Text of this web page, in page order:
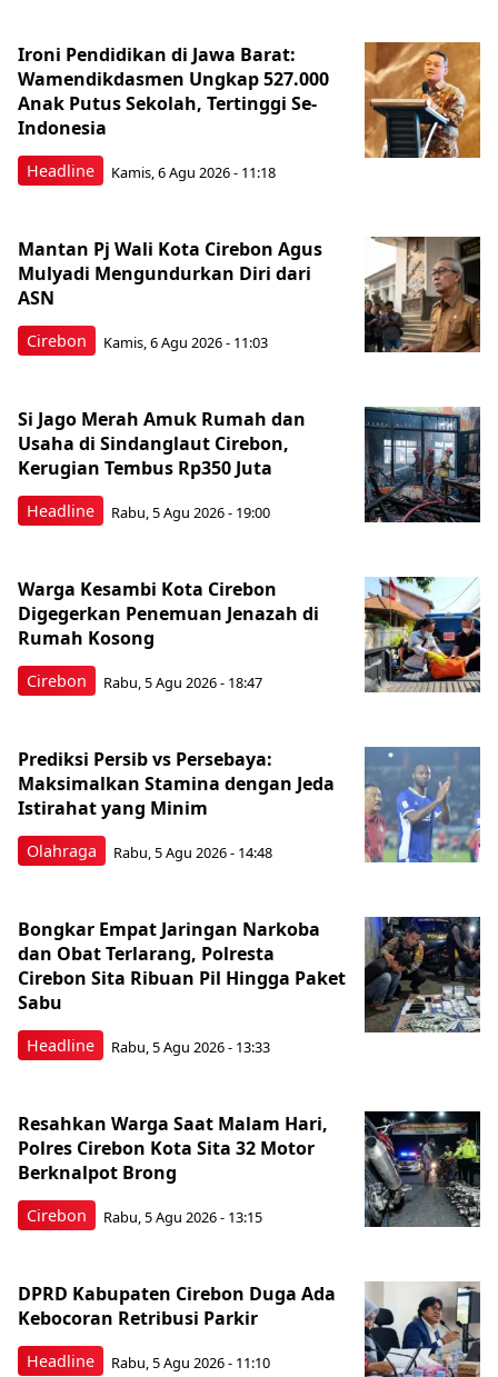
Headline
Ironi Pendidikan di Jawa Barat:
Wamendikdasmen Ungkap 527.000
Anak Putus Sekolah, Tertinggi Se-
Indonesia
Kamis, 6 Agu 2026 - 11:18
Cirebon
Mantan Pj Wali Kota Cirebon Agus
Mulyadi Mengundurkan Diri dari
ASN
Kamis, 6 Agu 2026 - 11:03
Headline
Si Jago Merah Amuk Rumah dan
Usaha di Sindanglaut Cirebon,
Kerugian Tembus Rp350 Juta
Rabu, 5 Agu 2026 - 19:00
Cirebon
Warga Kesambi Kota Cirebon
Digegerkan Penemuan Jenazah di
Rumah Kosong
Rabu, 5 Agu 2026 - 18:47
Olahraga
Prediksi Persib vs Persebaya:
Maksimalkan Stamina dengan Jeda
Istirahat yang Minim
Rabu, 5 Agu 2026 - 14:48
Headline
Bongkar Empat Jaringan Narkoba
dan Obat Terlarang, Polresta
Cirebon Sita Ribuan Pil Hingga Paket
Sabu
Rabu, 5 Agu 2026 - 13:33
Cirebon
Resahkan Warga Saat Malam Hari,
Polres Cirebon Kota Sita 32 Motor
Berknalpot Brong
Rabu, 5 Agu 2026 - 13:15
Headline
DPRD Kabupaten Cirebon Duga Ada
Kebocoran Retribusi Parkir
Rabu, 5 Agu 2026 - 11:10